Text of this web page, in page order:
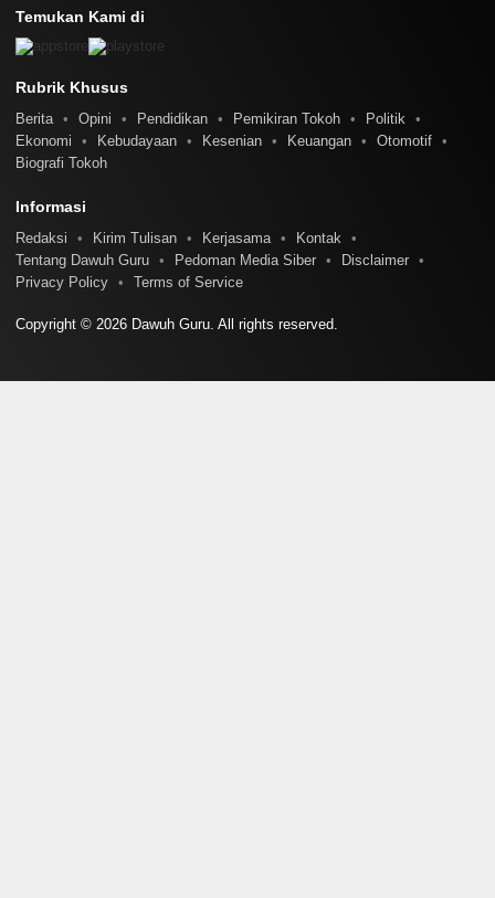
Temukan Kami di
Rubrik Khusus
Berita Opini Pendidikan Pemikiran Tokoh
Politik
Ekonomi
Kebudayaan Kesenian Keuangan
Otomotif
Biografi Tokoh
Informasi
Redaksi Kirim Tulisan Kerjasama
Kontak
Tentang Dawuh Guru
Pedoman Media Siber
Disclaimer
Privacy Policy
Terms of Service
Copyright © 2026 Dawuh Guru. All rights reserved.